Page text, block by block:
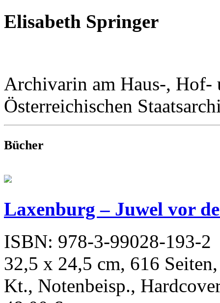
Elisabeth Springer
Archivarin am Haus-, Hof-
Österreichischen
Bücher
Laxenburg – Juwel vor
ISBN: 978-3-99028-193-2
32,5 x 24,5 cm, 616
Kt., Notenbeisp.,